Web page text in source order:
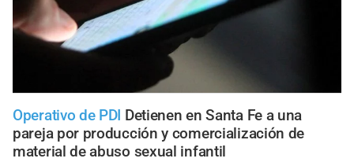
Operativo de PDI Detienen en Santa Fe a una
pareja por producción y comercialización de
material de abuso sexual infantil